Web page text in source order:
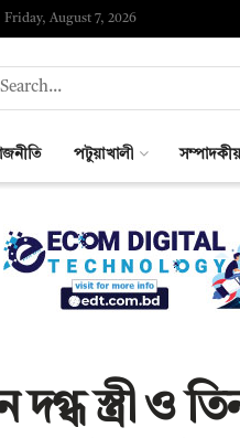
Friday, August 7, 2026
পটুয়াখালী
স্ত্রী ও